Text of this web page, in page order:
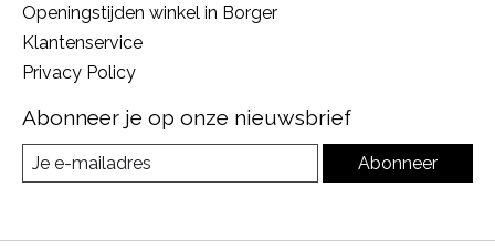
Openingstijden winkel in Borger
Klantenservice
Privacy Policy
Abonneer je op onze nieuwsbrief
Abonneer